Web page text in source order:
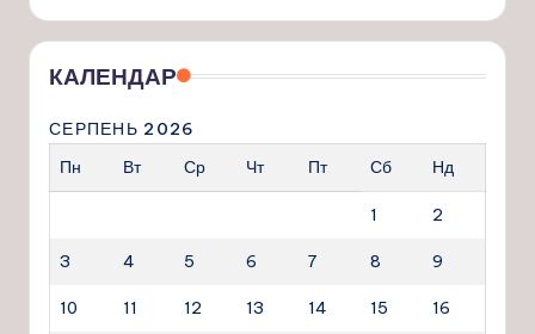
КАЛЕНДАР
СЕРПЕНЬ 2026
Пн
Вт Ср Чт Пт Сб Нд
1 2
3 4 5 6 7 8 9
10 11 12 13 14 15 16